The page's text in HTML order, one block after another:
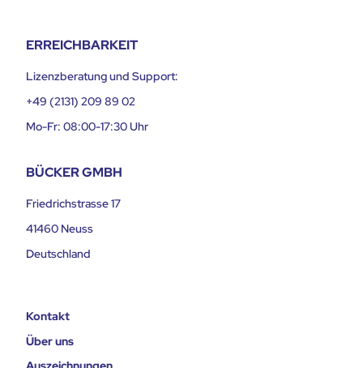
ERREICHBARKEIT
Lizenzberatung und Support:
+49 (2131) 209 89 02
Mo-Fr: 08:00-17:30 Uhr
BÜCKER GMBH
Friedrichstrasse 17
41460 Neuss
Deutschland
Kontakt
Über uns